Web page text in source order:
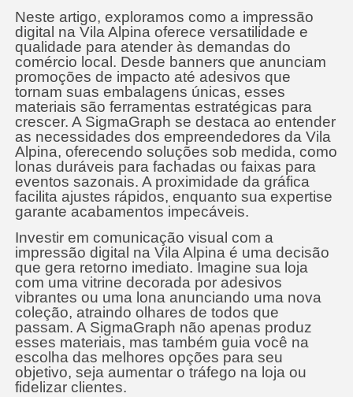
Neste artigo, exploramos como a impressão
digital na Vila Alpina oferece versatilidade e
qualidade para atender às demandas do
comércio local. Desde banners que anunciam
promoções de impacto até adesivos que
tornam suas embalagens únicas, esses
materiais são ferramentas estratégicas para
crescer. A SigmaGraph se destaca ao entender
as necessidades dos empreendedores da Vila
Alpina, oferecendo soluções sob medida, como
lonas duráveis para fachadas ou faixas para
eventos sazonais. A proximidade da gráfica
facilita ajustes rápidos, enquanto sua expertise
garante acabamentos impecáveis.
Investir em comunicação visual com a
impressão digital na Vila Alpina é uma decisão
que gera retorno imediato. Imagine sua loja
com uma vitrine decorada por adesivos
vibrantes ou uma lona anunciando uma nova
coleção, atraindo olhares de todos que
passam. A SigmaGraph não apenas produz
esses materiais, mas também guia você na
escolha das melhores opções para seu
objetivo, seja aumentar o tráfego na loja ou
fidelizar clientes.